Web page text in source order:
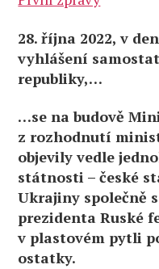
28. října 2022, v
vyhlášení
republiky,…
…se na budově
z rozhodnutí
objevily vedle
státnosti – české
Ukrajiny společně
prezidenta Ruské
v plastovém pytli
ostatky.